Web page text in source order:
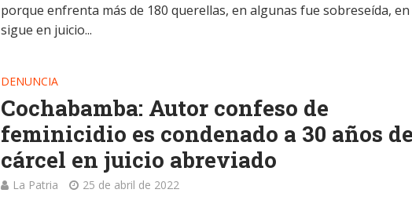
porque enfrenta más de 180 querellas, en algunas fue sobreseída,
sigue en juicio...
DENUNCIA
Cochabamba: Autor confeso de
feminicidio es condenado a 30 años de
cárcel en juicio abreviado
La Patria 25 de abril de 2022